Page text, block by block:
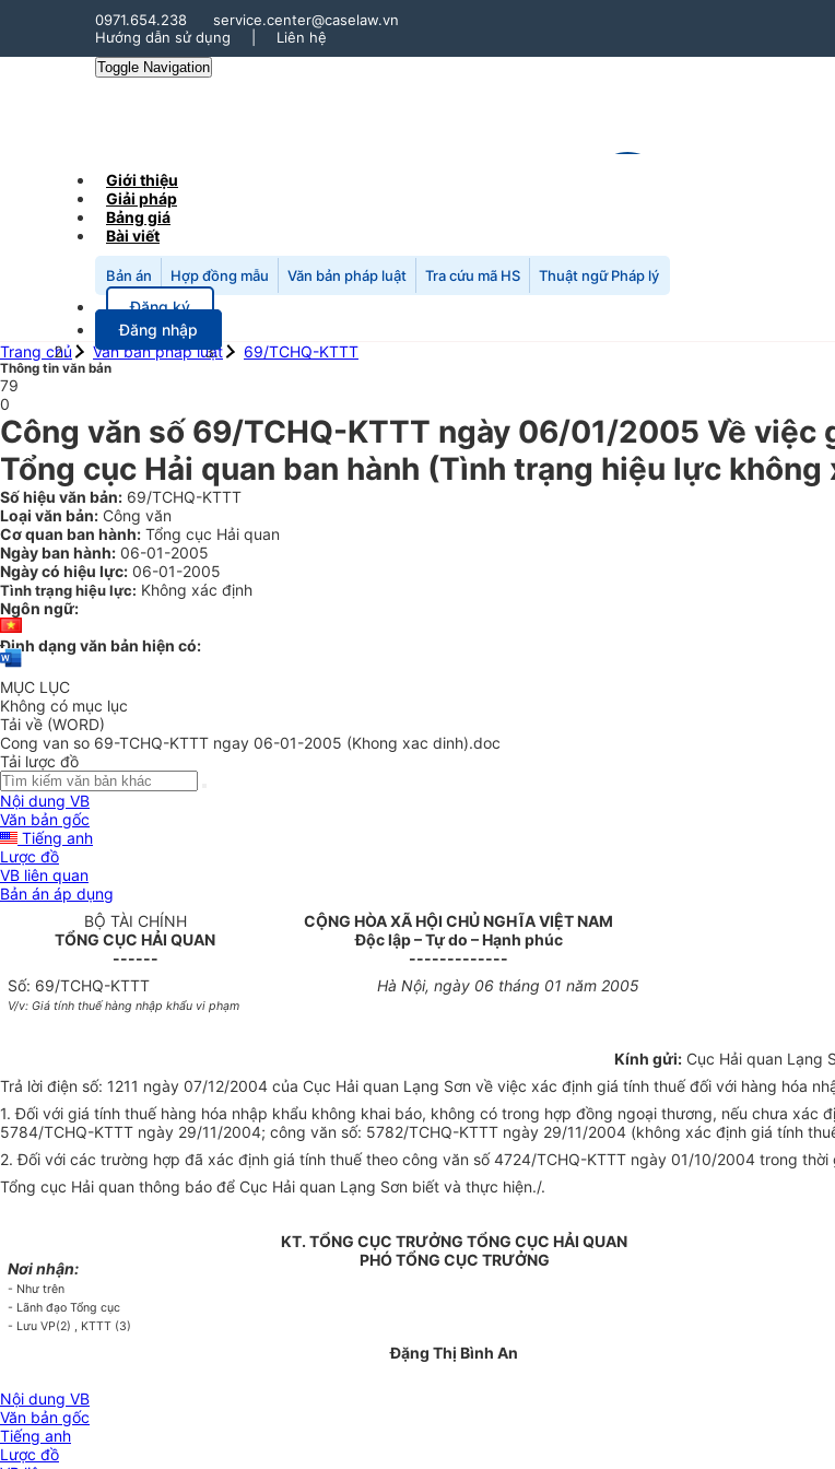
0971.654.238
service.center@caselaw.vn
Hướng dẫn sử dụng
Liên hệ
Toggle Navigation
Giới thiệu
Giải pháp
Bảng giá
Bài viết
Bản án Hợp đồng mẫu Văn bản pháp luật Tra cứu mã HS Thuật ngữ Pháp lý
Đăng ký
Đăng nhập
Trang chủ
Văn bản pháp luật 69/TCHQ-KTTT
Thông tin văn bản
79
0
Công văn số 69/TCHQ-KTTT ngày 06/01/2005 Về việc
Tổng cục Hải quan ban hành (Tình trạng hiệu lực không
Số hiệu văn bản: 69/TCHQ-KTTT
Loại văn bản: Công văn
Cơ quan ban hành: Tổng cục Hải quan
Ngày ban hành: 06-01-2005
Ngày có hiệu lực: 06-01-2005
Tình trạng hiệu lực: Không xác định
Ngôn ngữ:
Định dạng văn bản hiện có:
MỤC LỤC
Không có mục lục
Tải về (WORD)
Cong van so 69-TCHQ-KTTT ngay 06-01-2005 (Khong xac dinh).doc
Tải lược đồ
Nội dung VB
Văn bản gốc
Tiếng anh
Lược đồ
VB liên quan
Bản án áp dụng
BỘ TÀI CHÍNH
TỔNG CỤC HẢI QUAN
------
CỘNG HÒA XÃ HỘI CHỦ NGHĨA VIỆT NAM
Độc lập – Tự do – Hạnh phúc
-------------
Số: 69/TCHQ-KTTT
V/v: Giá tính thuế hàng nhập khẩu vi phạm
Hà Nội, ngày 06 tháng 01 năm 2005
Kính gửi: Cục Hải quan Lạng
Trả lời điện số: 1211 ngày 07/12/2004 của Cục Hải quan Lạng Sơn về việc xác định giá tính thuế đối với hàng hóa
1. Đối với giá tính thuế hàng hóa nhập khẩu không khai báo, không có trong hợp đồng ngoại thương, nếu chưa
5784/TCHQ-KTTT ngày 29/11/2004; công văn số: 5782/TCHQ-KTTT ngày 29/11/2004 (không xác định giá tính
2. Đối với các trường hợp đã xác định giá tính thuế theo công văn số 4724/TCHQ-KTTT ngày 01/10/2004 trong
Tổng cục Hải quan thông báo để Cục Hải quan Lạng Sơn biết và thực hiện./.
Nơi nhận:
- Như trên
- Lãnh đạo Tổng cục
- Lưu VP(2) , KTTT (3)
KT. TỔNG CỤC TRƯỞNG TỔNG CỤC HẢI QUAN
PHÓ TỔNG CỤC TRƯỞNG
Đặng Thị Bình An
Nội dung VB
Văn bản gốc
Tiếng anh
Lược đồ